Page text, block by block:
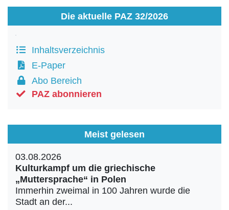
Die aktuelle PAZ 32/2026
Inhaltsverzeichnis
E-Paper
Abo Bereich
PAZ abonnieren
Meist gelesen
03.08.2026
Kulturkampf um die griechische
„Muttersprache“ in Polen
Immerhin zweimal in 100 Jahren wurde die
Stadt an der...